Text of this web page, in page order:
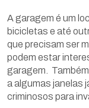
A garagem é um
bicicletas e até
que precisam ser
podem estar
garagem.
a algumas janelas
criminosos para